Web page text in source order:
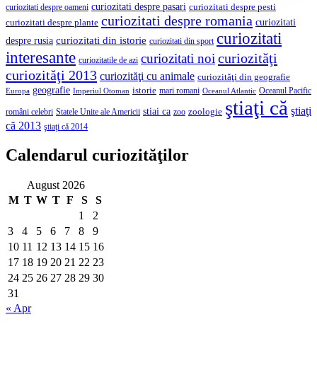
curiozitati despre oameni curiozitati despre pasari curiozitati despre pesti
curiozitati despre plante curiozitati despre romania curiozitati
despre rusia curiozitati din istorie curiozitati din sport curiozitati
interesante curiozitatile de azi curiozitati noi curiozităţi
curiozităţi 2013 curiozităţi cu animale curiozităţi din geografie
Europa geografie Imperiul Otoman istorie mari romani Oceanul Atlantic Oceanul Pacific
români celebri Statele Unite ale Americii stiai ca zoo zoologie ştiaţi că ştiaţi
că 2013 ştiaţi că 2014
Calendarul curiozităţilor
August 2026
M T W T F S
S
1
2
3
4 5 6 7 8
9
10 11 12 13 14 15 16
17 18 19 20 21 22 23
24 25 26 27 28 29 30
31
« Apr